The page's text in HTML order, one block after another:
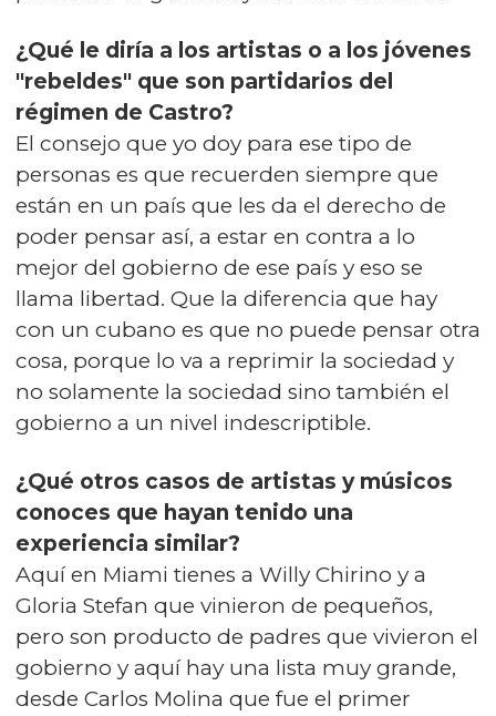
¿Qué le diría a los artistas o a los jóvenes
"rebeldes" que son partidarios del
régimen de Castro?
El consejo que yo doy para ese tipo de
personas es que recuerden siempre que
están en un país que les da el derecho de
poder pensar así, a estar en contra a lo
mejor del gobierno de ese país y eso se
llama libertad. Que la diferencia que hay
con un cubano es que no puede pensar otra
cosa, porque lo va a reprimir la sociedad y
no solamente la sociedad sino también el
gobierno a un nivel indescriptible.
¿Qué otros casos de artistas y músicos
conoces que hayan tenido una
experiencia similar?
Aquí en Miami tienes a Willy Chirino y a
Gloria Stefan que vinieron de pequeños,
pero son producto de padres que vivieron el
gobierno y aquí hay una lista muy grande,
desde Carlos Molina que fue el primer